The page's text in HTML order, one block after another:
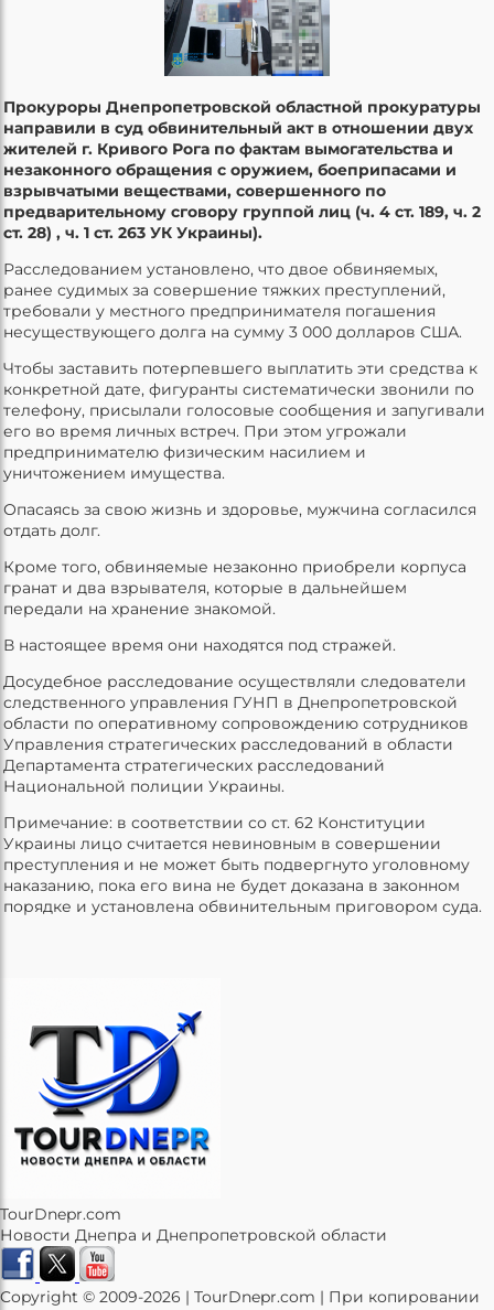
Прокуроры Днепропетровской областной прокуратуры
направили в суд обвинительный акт в отношении двух
жителей г. Кривого Рога по фактам вымогательства и
незаконного обращения с оружием, боеприпасами и
взрывчатыми веществами, совершенного по
предварительному сговору группой лиц (ч. 4 ст. 189, ч. 2
ст. 28) , ч. 1 ст. 263 УК Украины).
Расследованием установлено, что двое обвиняемых,
ранее судимых за совершение тяжких преступлений,
требовали у местного предпринимателя погашения
несуществующего долга на сумму 3 000 долларов США.
Чтобы заставить потерпевшего выплатить эти средства к
конкретной дате, фигуранты систематически звонили по
телефону, присылали голосовые сообщения и запугивали
его во время личных встреч. При этом угрожали
предпринимателю физическим насилием и
уничтожением имущества.
Опасаясь за свою жизнь и здоровье, мужчина согласился
отдать долг.
Кроме того, обвиняемые незаконно приобрели корпуса
гранат и два взрывателя, которые в дальнейшем
передали на хранение знакомой.
В настоящее время они находятся под стражей.
Досудебное расследование осуществляли следователи
следственного управления ГУНП в Днепропетровской
области по оперативному сопровождению сотрудников
Управления стратегических расследований в области
Департамента стратегических расследований
Национальной полиции Украины.
Примечание: в соответствии со ст. 62 Конституции
Украины лицо считается невиновным в совершении
преступления и не может быть подвергнуто уголовному
наказанию, пока его вина не будет доказана в законном
порядке и установлена обвинительным приговором суда.
TourDnepr.com
Новости Днепра и Днепропетровской области
Copyright © 2009-2026 | TourDnepr.com | При копировании